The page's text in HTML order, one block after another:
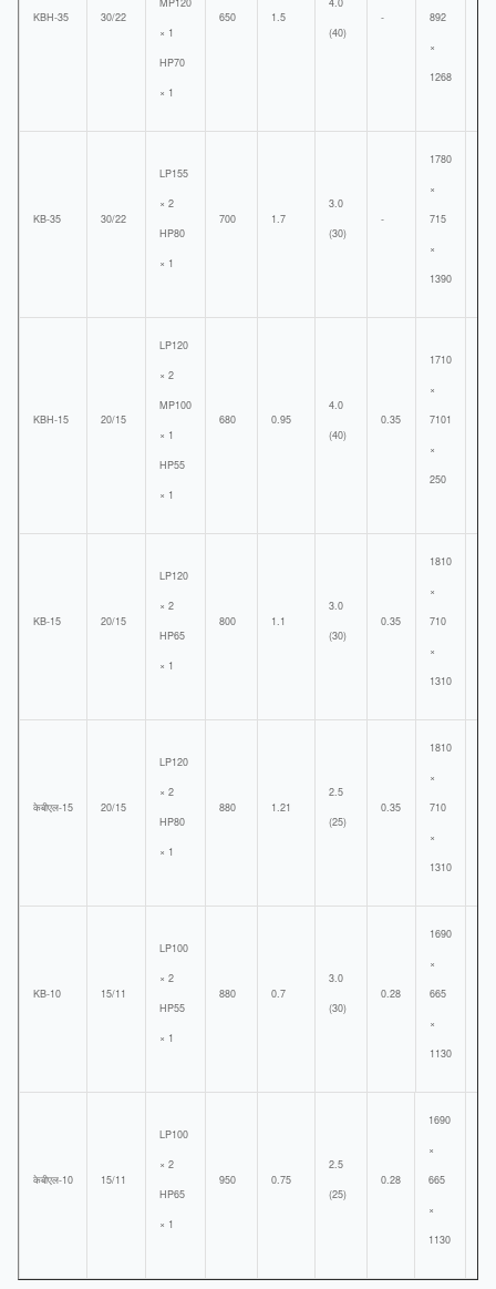
KBH-35 30/22
× 1
HP70
× 1
650 1.5
(40)
- 892
×
1268
KB-35 30/22
LP155
× 2
HP80
× 1
700 1.7
3.0
(30)
-
1780
×
715
×
1390
KBH-15 20/15
LP120
× 2
MP100
× 1
HP55
× 1
680 0.95
4.0
(40)
0.35
1710
×
7101
×
250
KB-15 20/15
LP120
× 2
HP65
× 1
800 1.1
3.0
(30)
0.35
1810
×
710
×
1310
केबीएल-15 20/15
LP120
× 2
HP80
× 1
880 1.21
2.5
(25)
0.35
1810
×
710
×
1310
KB-10 15/11
LP100
× 2
HP55
× 1
880 0.7
3.0
(30)
0.28
1690
×
665
×
1130
केबीएल-10 15/11
LP100
× 2
HP65
× 1
950 0.75
2.5
(25)
0.28
1690
×
665
×
1130